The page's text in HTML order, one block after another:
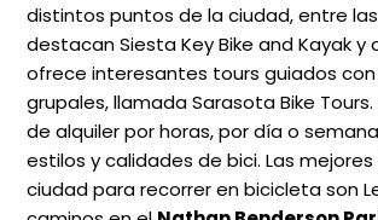
distintos puntos de la ciudad, entre
destacan Siesta Key Bike and Kayak y
ofrece interesantes tours guiados con
grupales, llamada Sarasota Bike
de alquiler por horas, por día o
estilos y calidades de bici. Las
ciudad para recorrer en bicicleta son